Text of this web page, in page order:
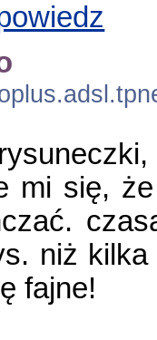
mi się,
niż
fajne!